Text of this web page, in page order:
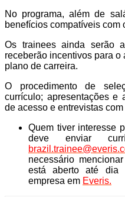
No programa, além de
benefícios compatíveis com
Os trainees ainda serão
receberão incentivos para
plano de carreira.
O procedimento de
currículo; apresentações e
de acesso e entrevistas com
Quem tiver interesse
deve enviar
necessário
está aberto até dia
empresa em Everis.